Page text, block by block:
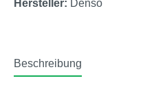
Hersteller: Denso
Beschreibung